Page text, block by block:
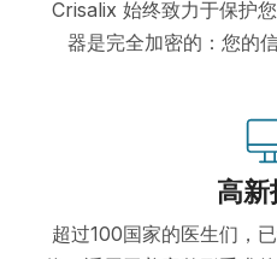
Crisalix 始终致力于保护
器是完全加密的：您的
高新
超过100国家的医生们，